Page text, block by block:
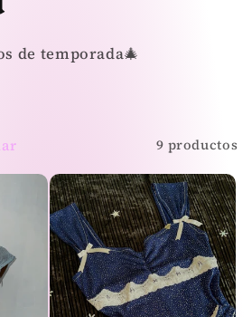
de temporada🎄
9 productos